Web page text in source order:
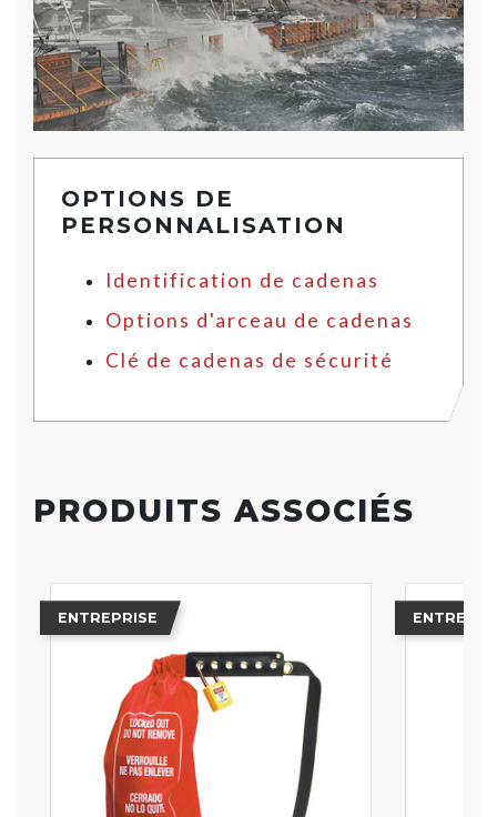
OPTIONS DE
PERSONNALISATION
Identification de cadenas
Options d'arceau de cadenas
Clé de cadenas de sécurité
PRODUITS ASSOCIÉS
ENTREPRISE